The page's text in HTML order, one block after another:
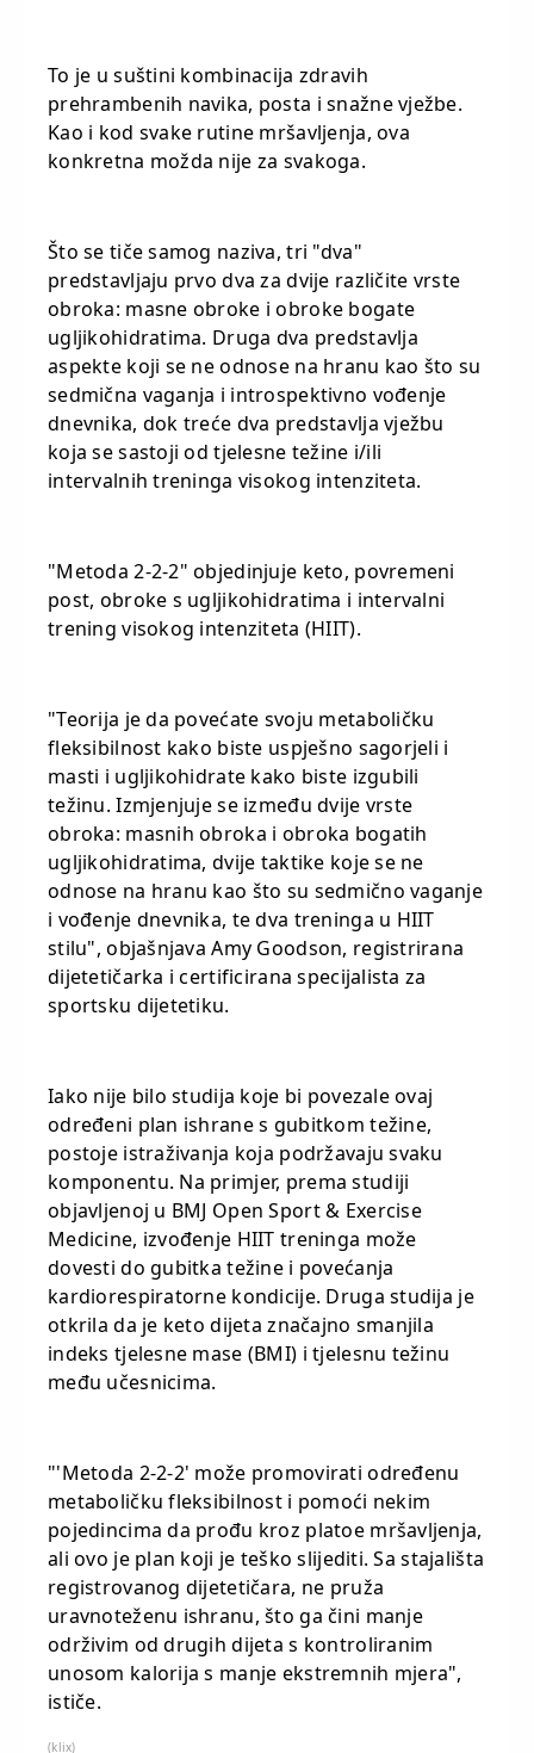
To je u suštini kombinacija zdravih
prehrambenih navika, posta i snažne vježbe.
Kao i kod svake rutine mršavljenja, ova
konkretna možda nije za svakoga.
Što se tiče samog naziva, tri "dva"
predstavljaju prvo dva za dvije različite vrste
obroka: masne obroke i obroke bogate
ugljikohidratima. Druga dva predstavlja
aspekte koji se ne odnose na hranu kao što su
sedmična vaganja i introspektivno vođenje
dnevnika, dok treće dva predstavlja vježbu
koja se sastoji od tjelesne težine i/ili
intervalnih treninga visokog intenziteta.
"Metoda 2-2-2" objedinjuje keto, povremeni
post, obroke s ugljikohidratima i intervalni
trening visokog intenziteta (HIIT).
"Teorija je da povećate svoju metaboličku
fleksibilnost kako biste uspješno sagorjeli i
masti i ugljikohidrate kako biste izgubili
težinu. Izmjenjuje se između dvije vrste
obroka: masnih obroka i obroka bogatih
ugljikohidratima, dvije taktike koje se ne
odnose na hranu kao što su sedmično vaganje
i vođenje dnevnika, te dva treninga u HIIT
stilu", objašnjava Amy Goodson, registrirana
dijetetičarka i certificirana specijalista za
sportsku dijetetiku.
Iako nije bilo studija koje bi povezale ovaj
određeni plan ishrane s gubitkom težine,
postoje istraživanja koja podržavaju svaku
komponentu. Na primjer, prema studiji
objavljenoj u BMJ Open Sport & Exercise
Medicine, izvođenje HIIT treninga može
dovesti do gubitka težine i povećanja
kardiorespiratorne kondicije. Druga studija je
otkrila da je keto dijeta značajno smanjila
indeks tjelesne mase (BMI) i tjelesnu težinu
među učesnicima.
"'Metoda 2-2-2' može promovirati određenu
metaboličku fleksibilnost i pomoći nekim
pojedincima da prođu kroz platoe mršavljenja,
ali ovo je plan koji je teško slijediti. Sa stajališta
registrovanog dijetetičara, ne pruža
uravnoteženu ishranu, što ga čini manje
održivim od drugih dijeta s kontroliranim
unosom kalorija s manje ekstremnih mjera",
ističe.
(klix)